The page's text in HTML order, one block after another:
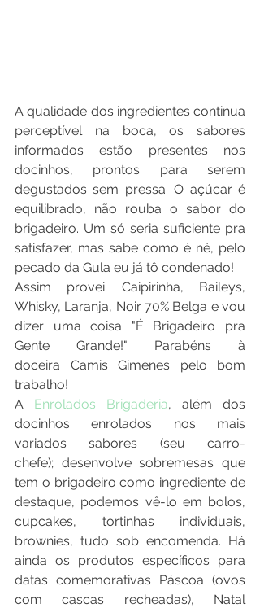
A qualidade dos ingredientes continua
perceptível na boca, os sabores
informados estão presentes nos
docinhos, prontos para serem
degustados sem pressa. O açúcar é
equilibrado, não rouba o sabor do
brigadeiro. Um só seria suficiente pra
satisfazer, mas sabe como é né, pelo
pecado da Gula eu já tô condenado!
Assim provei: Caipirinha, Baileys,
Whisky, Laranja, Noir 70% Belga e vou
dizer uma coisa "É Brigadeiro pra
Gente Grande!" Parabéns à
doceira Camis Gimenes pelo bom
trabalho!
A Enrolados Brigaderia, além dos
docinhos enrolados nos mais
variados sabores (seu carro-
chefe); desenvolve sobremesas que
tem o brigadeiro como ingrediente de
destaque, podemos vê-lo em bolos,
cupcakes, tortinhas individuais,
brownies, tudo sob encomenda. Há
ainda os produtos específicos para
datas comemorativas Páscoa (ovos
com cascas recheadas), Natal